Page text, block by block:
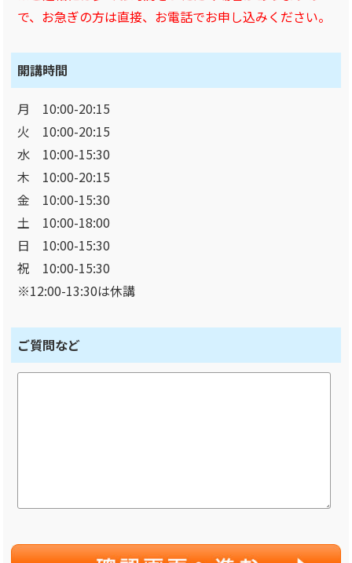
で、お急ぎの方は直接、お電話でお申し込みください。
開講時間
月 10:00-20:15
火 10:00-20:15
水 10:00-15:30
木 10:00-20:15
金 10:00-15:30
土 10:00-18:00
日 10:00-15:30
祝 10:00-15:30
※12:00-13:30は休講
ご質問など